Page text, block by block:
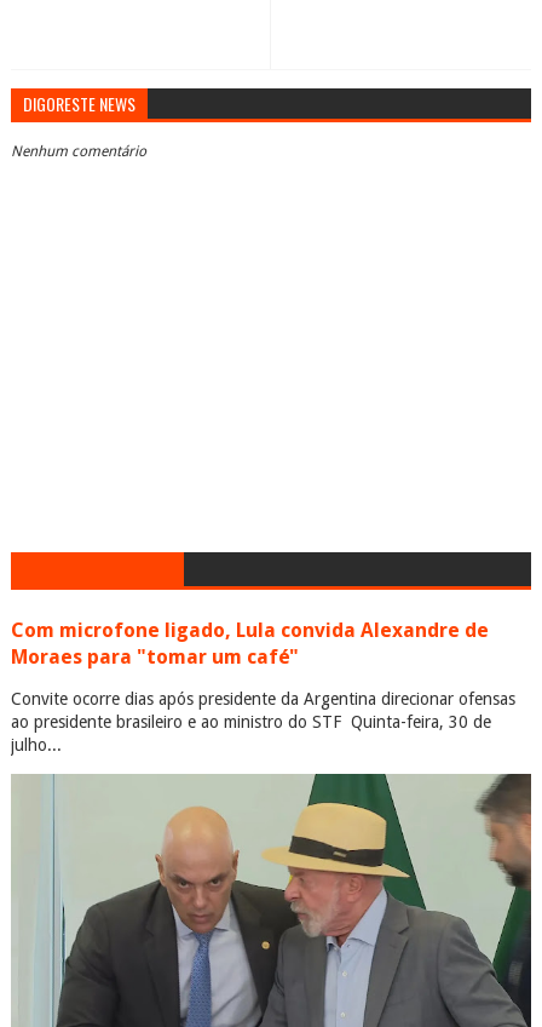
DIGORESTE NEWS
Nenhum comentário
Com microfone ligado, Lula convida Alexandre de
Moraes para "tomar um café"
Convite ocorre dias após presidente da Argentina direcionar ofensas
ao presidente brasileiro e ao ministro do STF Quinta-feira, 30 de
julho...